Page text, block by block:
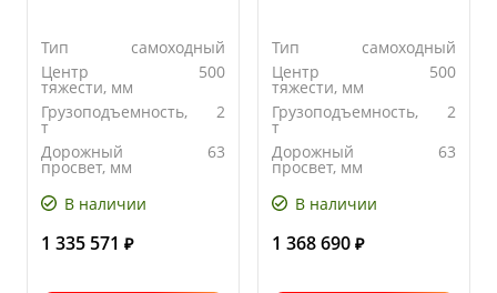
Тип
самоходный
Центр
тяжести, мм
500
Грузоподъемность,
т
2
Дорожный
просвет, мм
63
В наличии
1 335 571 ₽
Тип
самоходный
Центр
тяжести, мм
500
Грузоподъемность,
т
2
Дорожный
просвет, мм
63
В наличии
1 368 690 ₽